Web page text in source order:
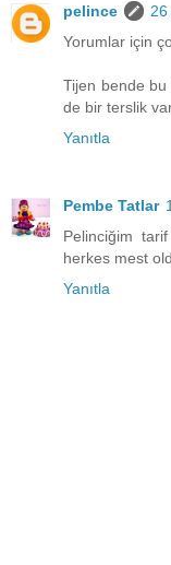
pelince
Yorumlar için
Tijen bende
de bir terslik
Yanıtla
Pembe Tatlar
Pelinciğim
herkes mest
Yanıtla